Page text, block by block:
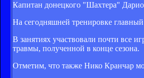
Капитан донецкого "Шахтера"
На сегодняшней тренировке
В занятиях участвовали почти все
травмы, полученной в конце сезона.
Отметим, что также Нико Кранчар